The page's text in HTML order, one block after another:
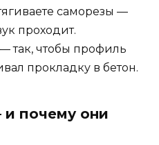
саморезы —
проходит.
так, чтобы профиль
прокладку в бетон.
почему они